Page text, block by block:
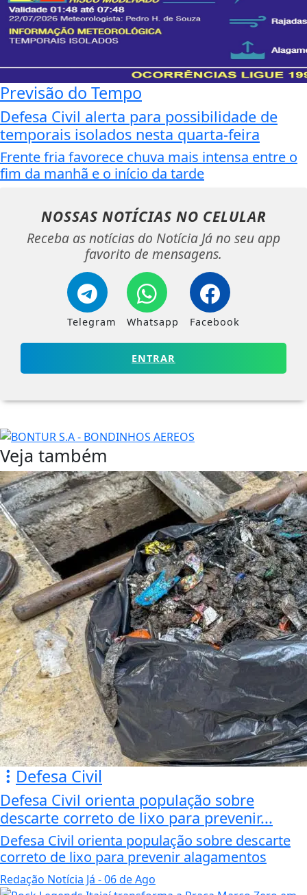
Previsão do Tempo
Defesa Civil alerta para possibilidade de
temporais isolados nesta quarta-feira
Frente fria favorece chuva mais intensa entre o
fim da manhã e o início da tarde
NOSSAS NOTÍCIAS NO CELULAR
Receba as notícias do Notícia Já no seu app
favorito de mensagens.
Telegram Whatsapp Facebook
ENTRAR
Veja também
Defesa Civil
Defesa Civil orienta população sobre
descarte correto de lixo para prevenir...
Defesa Civil orienta população sobre descarte
correto de lixo para prevenir alagamentos
Redação Notícia Já - 06 de Ago